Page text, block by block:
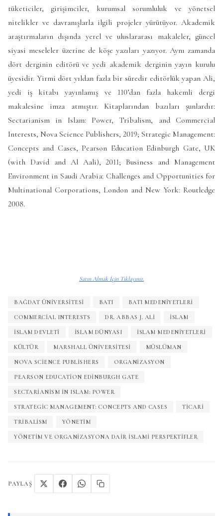
tüketiciler, girişimciler, kurumsal sorumluluk ve yönetsel
nitelikler ve davranışlarla ilgili projeler yürütüyor. Akademik
araştırmaların dışında yerel ve uluslararası makaleler, güncel
siyasi meseleler üzerine de köşe yazıları yazıyor. Aynı zamanda
dört derginin editörü ve yedi akademik derginin yayın kurulu
üyesidir. Yirmi dört yıldan fazla bir süredir editörlük yapan Ali,
yedi iş kitabı yayınlamış ve 110’dan fazla hakemli dergi
makalesine imza atmıştır. Kitaplarından bazıları şunlardır:
Sectarianism in Islam: Power, Tribalism, and Commercial
Interests, Nova Science Publishers, 2019; Strategic Management:
Concepts and Cases, Pearson Education Edinburgh Gate, UK
(with David and Al Aali), 2011; Business and Management
Environment in Saudi Arabia: Challenges and Opportunities for
Multinational Corporations, London and New York: Routledge
2008.
Satın Almak İçin Tıklayınız.
BAĞDAT ÜNIVERSITESI BATI BATI MEDENIYETLERI
COMMERCIAL INTERESTS DR. ABBAS J. ALI İSLAM
ISLAM DEVLETI İSLAM DÜNYASI İSLAM MEDENIYETLERI
KÜLTÜR MARSHALL ÜNIVERSITESI MÜSLÜMAN
NOVA SCIENCE PUBLISHERS ORGANIZASYON
PEARSON EDUCATION EDINBURGH GATE
SECTARIANISM IN ISLAM: POWER
STRATEGIC MANAGEMENT: CONCEPTS AND CASES TICARI
TRIBALISM YÖNETIM
YÖNETIM VE ORGANIZASYONA DAIR İSLAMI PERSPEKTIFLER
PAYLAŞ